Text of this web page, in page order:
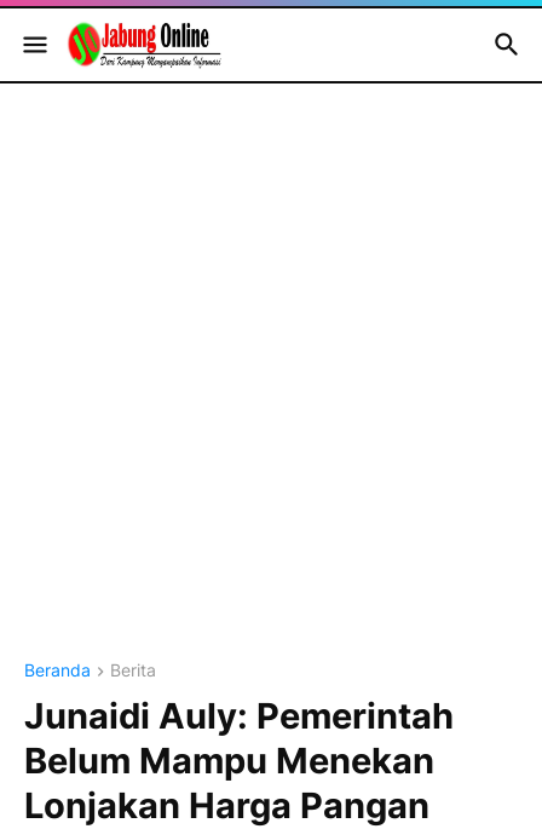
Beranda Berita
Junaidi Auly: Pemerintah
Belum Mampu Menekan
Lonjakan Harga Pangan